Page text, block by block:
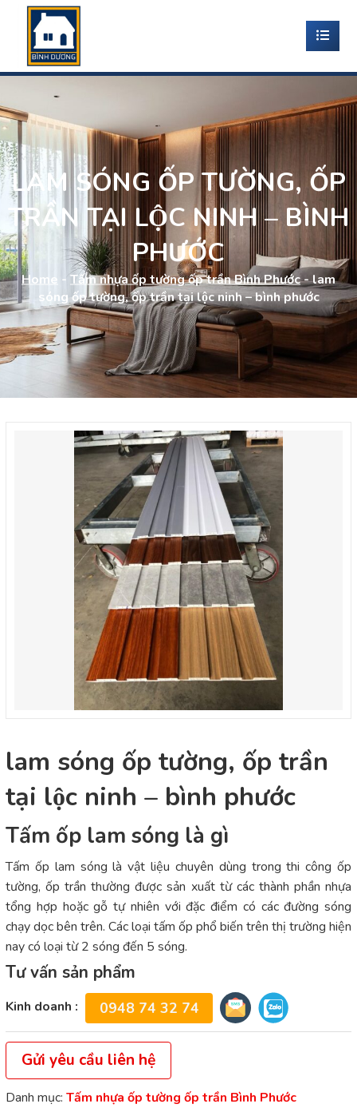
LAM SÓNG ỐP TƯỜNG, ỐP
TRẦN TẠI LỘC NINH – BÌNH
PHƯỚC
Home - Tấm nhựa ốp tường ốp trần Bình Phước-lam
sóng ốp tường, ốp trần tại lộc ninh – bình phước
lam sóng ốp tường, ốp trần
tại lộc ninh – bình phước
Tấm ốp lam sóng là gì
Tấm ốp lam sóng là vật liệu chuyên dùng trong thi công ốp
tường, ốp trần thường được sản xuất từ các thành phần nhựa
tổng hợp hoặc gỗ tự nhiên với đặc điểm có các đường sóng
chạy dọc bên trên. Các loại tấm ốp phổ biến trên thị trường hiện
nay có loại từ 2 sóng đến 5 sóng.
Tư vấn sản phẩm
Kinh doanh : 0948 74 32 74
Gửi yêu cầu liên hệ
Danh mục: Tấm nhựa ốp tường ốp trần Bình Phước